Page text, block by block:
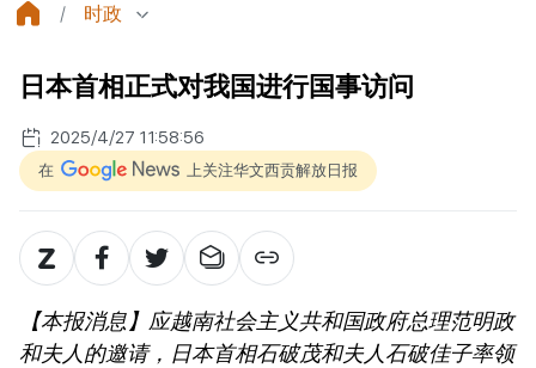
时政
日本首相正式对我国进行国事访问
2025/4/27 11:58:56
在 上关注华文西贡解放日报
【本报消息】应越南社会主义共和国政府总理范明政
和夫人的邀请，日本首相石破茂和夫人石破佳子率领